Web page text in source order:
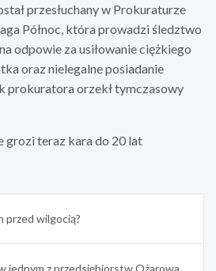
przesłuchany w Prokuraturze
Północ, która prowadzi śledztwo
odpowie za usiłowanie ciężkiego
oraz nielegalne posiadanie
prokuratora orzekł tymczasowy
grozi teraz kara do 20 lat
przed wilgocią?
jednym z przedsiębiorstw Ożarowa